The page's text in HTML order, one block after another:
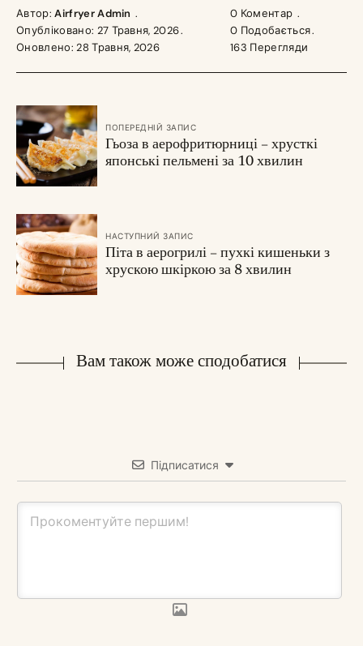
Автор:Airfryer Admin
Опубліковано: 27 Травня, 2026
Оновлено: 28 Травня, 2026
0 Коментар
0 Подобається
163 Перегляди
ПОПЕРЕДНІЙ ЗАПИС
Гьоза в аерофритюрниці – хрусткі
японські пельмені за 10 хвилин
НАСТУПНИЙ ЗАПИС
Піта в аерогрилі – пухкі кишеньки з
хрускою шкіркою за 8 хвилин
Вам також може сподобатися
Підписатися